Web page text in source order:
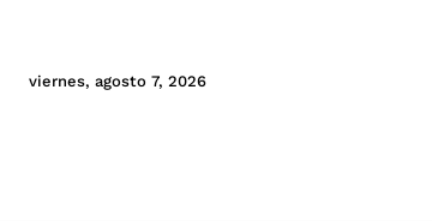
viernes, agosto 7, 2026